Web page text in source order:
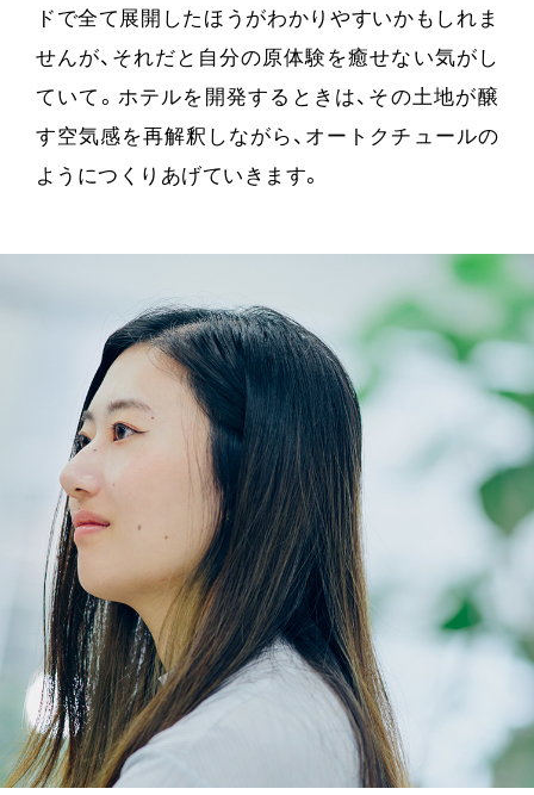
ドで全て展開したほうがわかりやすいかもしれま
せんが、それだと自分の原体験を癒せない気がし
ていて。ホテルを開発するときは、その土地が醸
す空気感を再解釈しながら、オートクチュールの
ようにつくりあげていきます。